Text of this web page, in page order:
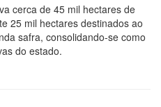
cerca de 45 mil hectares de
25 mil hectares destinados ao
safra, consolidando-se como
do estado.